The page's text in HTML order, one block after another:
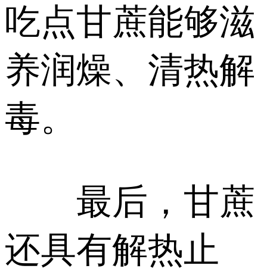
吃点甘蔗能够滋
养润燥、清热解
毒。
最后，甘蔗
还具有解热止